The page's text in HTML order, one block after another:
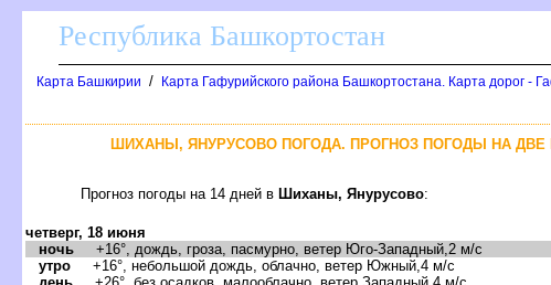
Республика Башкортостан
Карта Башкирии / Карта Гафурийского района Башкортостана. Карта дорог -
ШИХАНЫ, ЯНУРУСОВО ПОГОДА. ПРОГНОЗ ПОГОДЫ НА
Прогноз погоды на 14 дней Шиханы, Янурусово:
четверг, 18 июня
ночь +16°, дождь, гроза, пасмурно, ветер Юго-Западный,2 м/с
утро +16°, небольшой дождь, облачно, ветер Южный,4 м/с